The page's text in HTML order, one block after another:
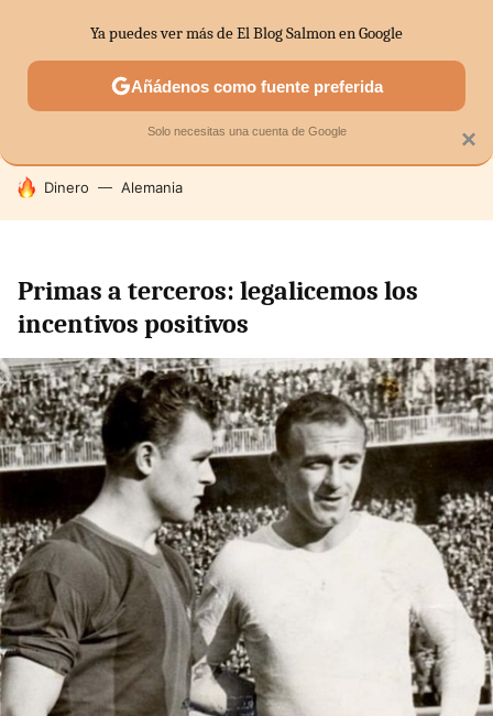
SECTORES ECONOMÍA DOMÉSTICA MERCADOS
HOY SE HABLA DE
Dinero Alemania
Primas a terceros: legalicemos los
incentivos positivos
×
Ya puedes ver más de El Blog Salmon en Google
Añádenos como fuente preferida
Solo necesitas una cuenta de Google